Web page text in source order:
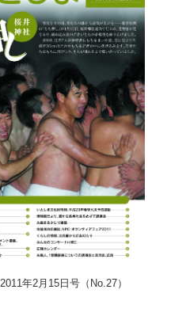
年2月15日号（No.27）